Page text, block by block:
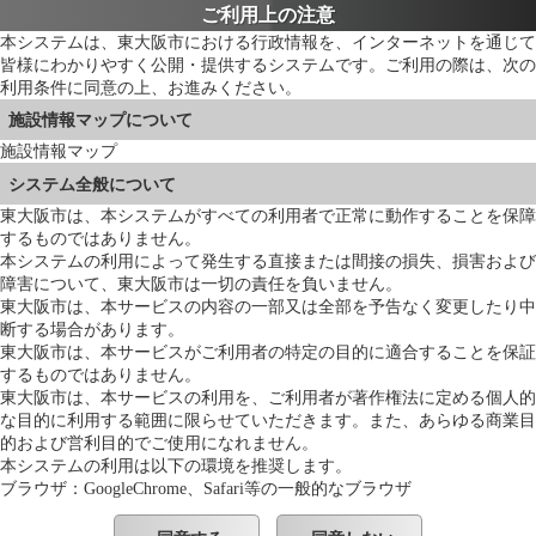
ご利用上の注意
本システムは、東大阪市における行政情報を、インターネットを通じて
皆様にわかりやすく公開・提供するシステムです。ご利用の際は、次の
利用条件に同意の上、お進みください。
施設情報マップについて
施設情報マップ
システム全般について
東大阪市は、本システムがすべての利用者で正常に動作することを保障
するものではありません。
本システムの利用によって発生する直接または間接の損失、損害および
障害について、東大阪市は一切の責任を負いません。
東大阪市は、本サービスの内容の一部又は全部を予告なく変更したり中
断する場合があります。
東大阪市は、本サービスがご利用者の特定の目的に適合することを保証
するものではありません。
東大阪市は、本サービスの利用を、ご利用者が著作権法に定める個人的
な目的に利用する範囲に限らせていただきます。また、あらゆる商業目
的および営利目的でご使用になれません。
本システムの利用は以下の環境を推奨します。
ブラウザ：GoogleChrome、Safari等の一般的なブラウザ